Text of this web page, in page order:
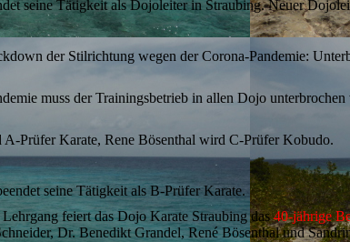
seine Tätigkeit als Dojoleiter in Straubing. Neuer
der Stilrichtung wegen der Corona-Pandemie:
muss der Trainingsbetrieb in allen Dojo unterbrochen
A-Prüfer Karate, Rene Bösenthal wird C-Prüfer Kobudo.
seine Tätigkeit als B-Prüfer Karate.
feiert das Dojo Karate Straubing das40-jährige
Dr. Benedikt Grandel, René Bösenthal und